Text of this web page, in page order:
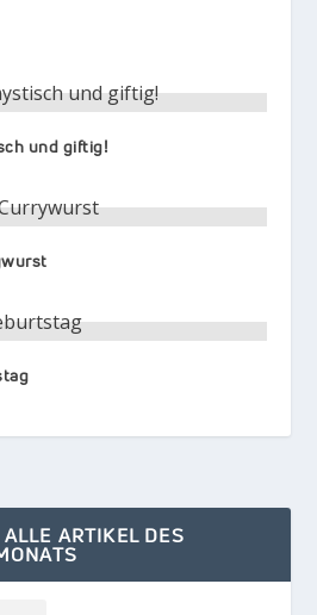
und giftig!
ARTIKEL DES